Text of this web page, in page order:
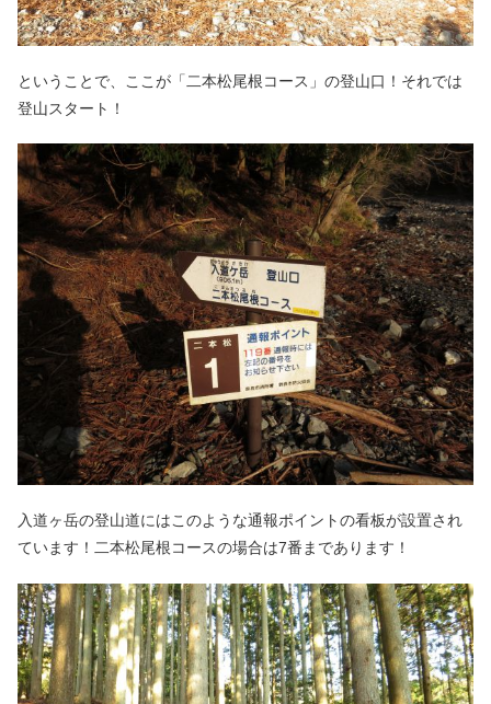
ということで、ここが「二本松尾根コース」の登山口！それでは
登山スタート！
入道ヶ岳の登山道にはこのような通報ポイントの看板が設置され
ています！二本松尾根コースの場合は7番まであります！